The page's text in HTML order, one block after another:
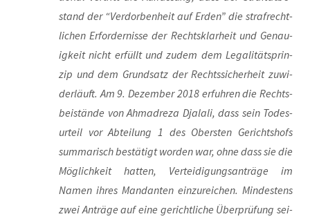
stand der “Ver­dor­ben­heit auf Erden” die straf­recht­
li­chen Erfor­der­nis­se der Rechts­klar­heit und Genau­
ig­keit nicht erfüllt und zudem dem Lega­li­täts­prin­
zip und dem Grund­satz der Rechts­si­cher­heit zuwi­
der­läuft. Am 9. Dezem­ber 2018 erfuh­ren die Rechts­
bei­stän­de von Ahm­adre­za Dja­la­li, dass sein Todes­
ur­teil vor Abtei­lung 1 des Obers­ten Gerichts­hofs
sum­ma­risch bestä­tigt wor­den war, ohne dass sie die
Mög­lich­keit hat­ten, Ver­tei­di­gungs­an­trä­ge im
Namen ihres Man­dan­ten ein­zu­rei­chen. Min­des­tens
zwei Anträ­ge auf eine gericht­li­che Über­prü­fung sei­